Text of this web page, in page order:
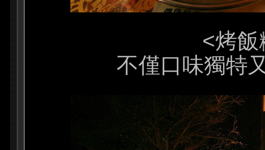
<烤飯
不僅口味獨特